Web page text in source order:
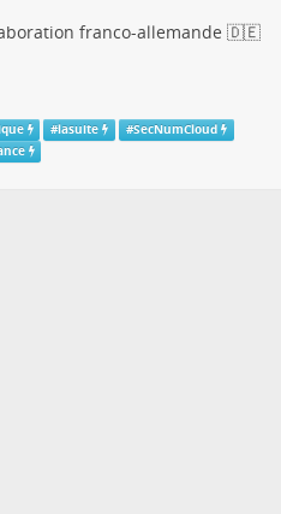
franco-allemande 🇩🇪
#lasuite #SecNumCloud